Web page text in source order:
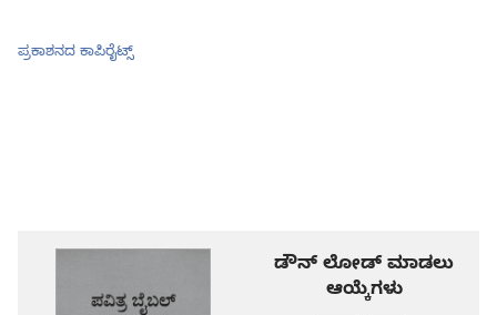
ಪ್ರಕಾಶನದ ಕಾಪಿರೈಟ್ಸ್‌
ಡೌನ್ ಲೋಡ್ ಮಾಡಲು
ಆಯ್ಕೆಗಳು